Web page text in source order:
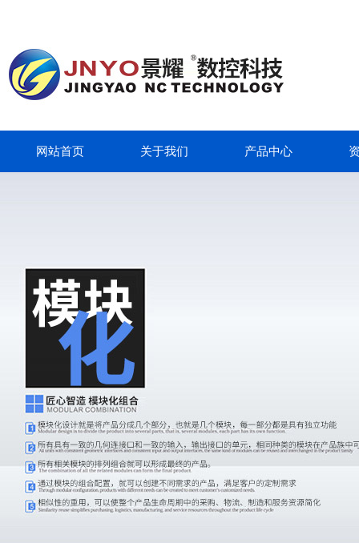
网站首页 关于我们 产品中心